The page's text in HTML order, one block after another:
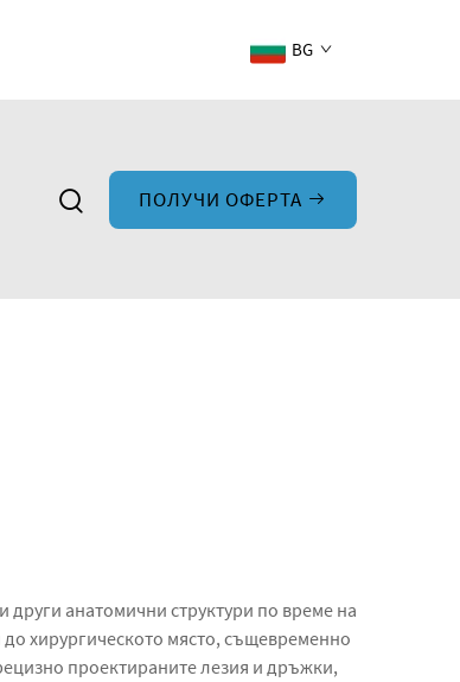
BG
ПОЛУЧИ ОФЕРТА
други анатомични структури по време на
хирургическото място, същевременно
проектираните лезия и дръжки,